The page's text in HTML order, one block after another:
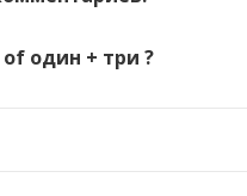
один + три ?